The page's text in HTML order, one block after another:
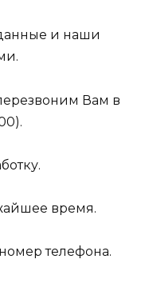
и наши
Вам в
время.
телефона.